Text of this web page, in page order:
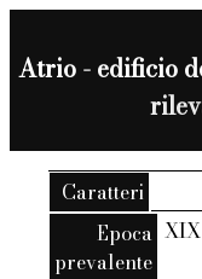
Atrio - edificio
Caratteri
Epoca
prevalente
XIX